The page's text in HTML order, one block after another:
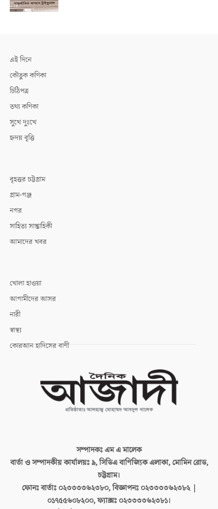
এই দিনে
কৌতুক কণিকা
চিঠিপত্র
তথ্য কণিকা
সুখে দুঃখে
হৃদয় বৃত্তি
বৃহত্তর চট্টগ্রাম
গ্রাম-গঞ্জ
নগর
সাহিত্য সাপ্তাহিকী
আমাদের খবর
খোলা হাওয়া
আগামীদের আসর
নারী
স্বাস্থ্য
কোরআন হাদিসের বাণী
সম্পাদকঃএম এ মালেক
বার্তা ও সম্পাদকীয় কার্যালয়ঃ৯, সিডিএ বাণিজ্যিক এলাকা, মোমিন রোড,
চট্টগ্রাম।
ফোনঃ বার্তাঃ ০২৩৩৩৩৬২৩৮০, বিজ্ঞাপনঃ ০২৩৩৩৩৬২৩৮২ |
০১৭৫৫৬০৮২০০, ফ্যাক্সঃ ০২৩৩৩৩৬২৩৮১।